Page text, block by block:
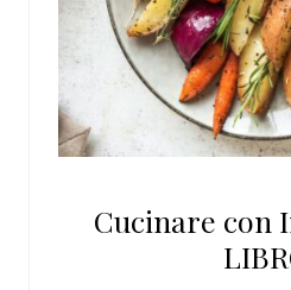
Cucinare con